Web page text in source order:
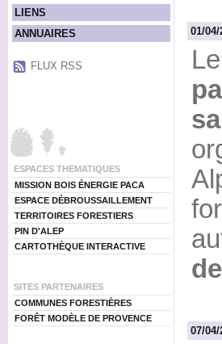
LIENS
ANNUAIRES
FLUX RSS
ESPACES THEMATIQUES
MISSION BOIS ÉNERGIE PACA
ESPACE DÉBROUSSAILLEMENT
TERRITOIRES FORESTIERS
PIN D'ALEP
CARTOTHÈQUE INTERACTIVE
SITES PARTENAIRES
COMMUNES FORESTIÈRES
FORÊT MODÈLE DE PROVENCE
01/
Le
07/